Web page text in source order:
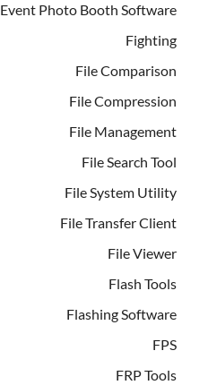
Event Photo Booth Software
Fighting
File Comparison
File Compression
File Management
File Search Tool
File System Utility
File Transfer Client
File Viewer
Flash Tools
Flashing Software
FPS
FRP Tools